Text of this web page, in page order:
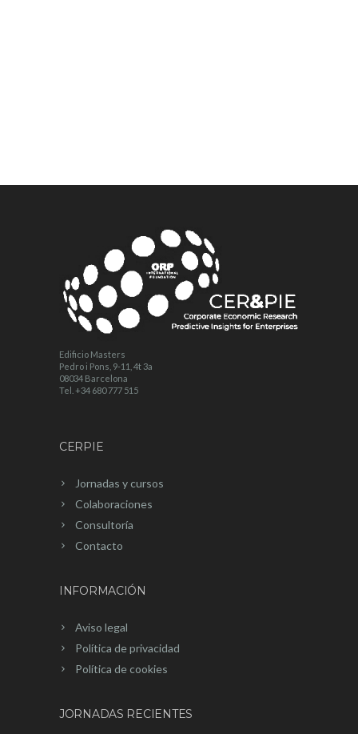
Edificio Masters
Pedro i Pons, 9-11, 4t 3a
08034 Barcelona
Tel. +34 680 777 515
CERPIE
Jornadas y cursos
Colaboraciones
Consultoría
Contacto
INFORMACIÓN
Aviso legal
Política de privacidad
Política de cookies
JORNADAS RECIENTES